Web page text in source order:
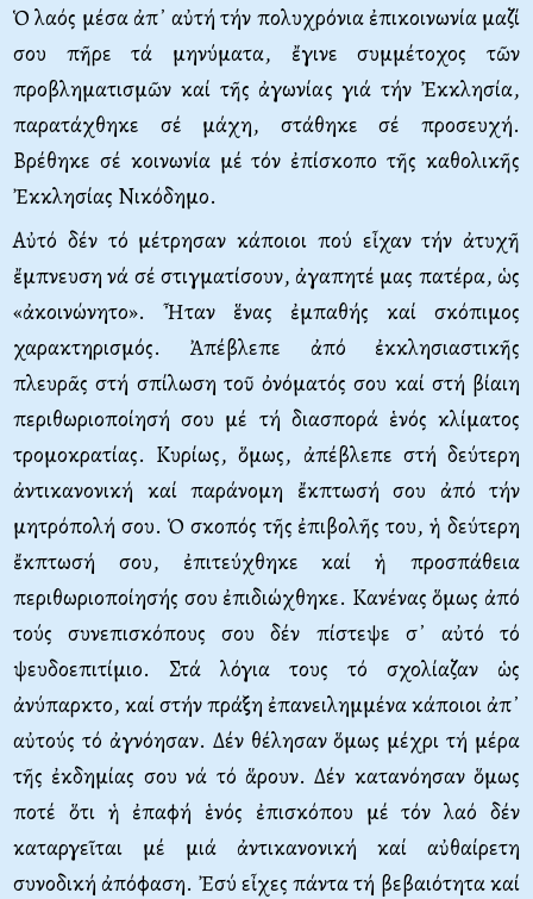
Ὁ λαός μέσα ἀπ᾿ αὐτή τήν πολυχρόνια ἐπικοινωνία μαζί
σου πῆρε τά μηνύματα, ἔγινε συμμέτοχος τῶν
προβληματισμῶν καί τῆς ἀγωνίας γιά τήν Ἐκκλησία,
παρατάχθηκε σέ μάχη, στάθηκε σέ προσευχή.
Βρέθηκε σέ κοινωνία μέ τόν ἐπίσκοπο τῆς καθολικῆς
Ἐκκλησίας Νικόδημο.
Αὐτό δέν τό μέτρησαν κάποιοι πού εἶχαν τήν ἀτυχῆ
ἔμπνευση νά σέ στιγματίσουν, ἀγαπητέ μας πατέρα, ὡς
«ἀκοινώνητο». Ἦταν ἕνας ἐμπαθής καί σκόπιμος
χαρακτηρισμός. Ἀπέβλεπε ἀπό ἐκκλησιαστικῆς
πλευρᾶς στή σπίλωση τοῦ ὀνόματός σου καί στή βίαιη
περιθωριοποίησή σου μέ τή διασπορά ἑνός κλίματος
τρομοκρατίας. Κυρίως, ὅμως, ἀπέβλεπε στή δεύτερη
ἀντικανονική καί παράνομη ἔκπτωσή σου ἀπό τήν
μητρόπολή σου. Ὁ σκοπός τῆς ἐπιβολῆς του, ἡ δεύτερη
ἔκπτωσή σου, ἐπιτεύχθηκε καί ἡ προσπάθεια
περιθωριοποίησής σου ἐπιδιώχθηκε. Κανένας ὅμως ἀπό
τούς συνεπισκόπους σου δέν πίστεψε σ᾿ αὐτό τό
ψευδοεπιτίμιο. Στά λόγια τους τό σχολίαζαν ὡς
ἀνύπαρκτο, καί στήν πράξη ἐπανειλημμένα κάποιοι ἀπ᾿
αὐτούς τό ἀγνόησαν. Δέν θέλησαν ὅμως μέχρι τή μέρα
τῆς ἐκδημίας σου νά τό ἅρουν. Δέν κατανόησαν ὅμως
ποτέ ὅτι ἡ ἐπαφή ἑνός ἐπισκόπου μέ τόν λαό δέν
καταργεῖται μέ μιά ἀντικανονική καί αὐθαίρετη
συνοδική ἀπόφαση. Ἐσύ εἶχες πάντα τή βεβαιότητα καί